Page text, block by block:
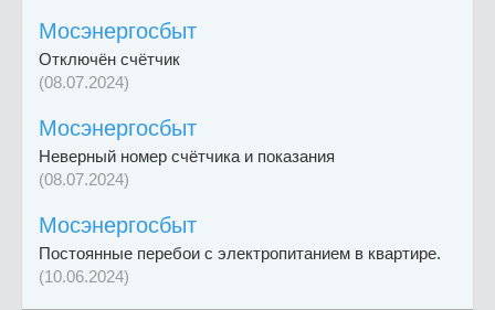
Мосэнергосбыт
Отключён счётчик
(08.07.2024)
Мосэнергосбыт
Неверный номер счётчика и показания
(08.07.2024)
Мосэнергосбыт
Постоянные перебои с электропитанием в квартире.
(10.06.2024)